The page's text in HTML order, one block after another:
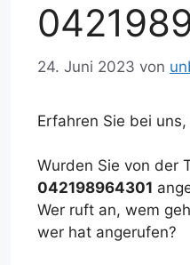
24. Juni 2023 von
Erfahren Sie bei
Wurden Sie von der
042198964301
Wer ruft an, wem
wer hat angerufen?